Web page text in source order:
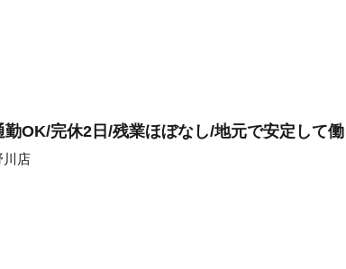
OK/完休2日/残業ほぼなし/地元で安定して
川店